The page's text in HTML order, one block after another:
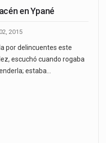
en Ypané
2015
por delincuentes este
escuchó cuando rogaba
estaba…